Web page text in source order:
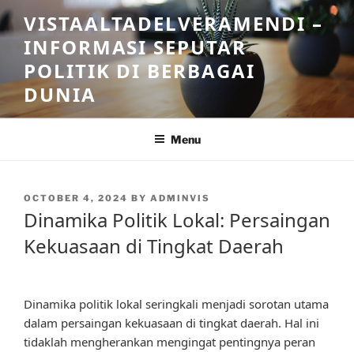
Skip
to
content
VISTAALTADELVERAMENDI –
INFORMASI SEPUTAR
POLITIK DI BERBAGAI
DUNIA
Menu
POSTED
OCTOBER 4, 2024 BY ADMINVIS
Dinamika Politik Lokal: Persaingan
Kekuasaan di Tingkat Daerah
Dinamika politik lokal seringkali menjadi sorotan utama
dalam persaingan kekuasaan di tingkat daerah. Hal ini
tidaklah mengherankan mengingat pentingnya peran